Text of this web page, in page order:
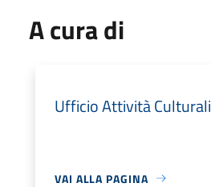
A cura di
Ufficio Attività Culturali
VAI ALLA PAGINA